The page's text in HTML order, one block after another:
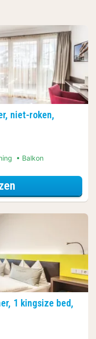
niet-roken,
Balkon
voor Comfort
1 kingsize bed,